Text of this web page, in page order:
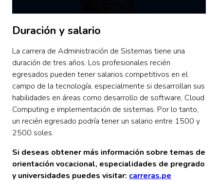
Duración y salario
La carrera de Administración de Sistemas tiene una
duración de tres años. Los profesionales recién
egresados pueden tener salarios competitivos en el
campo de la tecnología, especialmente si desarrollan sus
habilidades en áreas como desarrollo de software, Cloud
Computing e implementación de sistemas. Por lo tanto,
un recién egresado podría tener un salario entre 1500 y
2500 soles.
Si deseas obtener más información sobre temas de
orientación vocacional, especialidades de pregrado
y universidades puedes visitar: carreras.pe